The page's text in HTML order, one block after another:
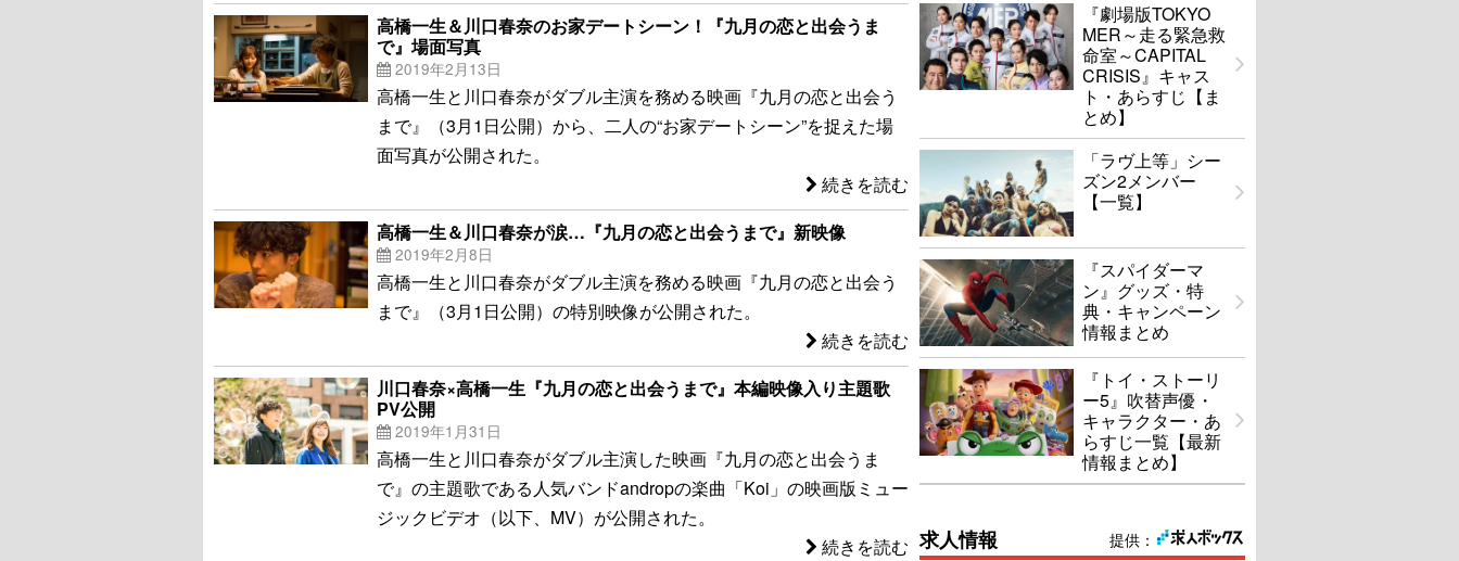
高橋一生＆川口春奈のお家デートシーン！『九月の恋と出会うま
で』場面写真
2019年2月13日
高橋一生と川口春奈がダブル主演を務める映画『九月の恋と出会う
まで』（3月1日公開）から、二人の“お家デートシーン”を捉えた場
面写真が公開された。
続きを読む
高橋一生＆川口春奈が涙…『九月の恋と出会うまで』新映像
2019年2月8日
高橋一生と川口春奈がダブル主演を務める映画『九月の恋と出会う
まで』（3月1日公開）の特別映像が公開された。
続きを読む
川口春奈×高橋一生『九月の恋と出会うまで』本編映像入り主題歌
PV公開
2019年1月31日
高橋一生と川口春奈がダブル主演した映画『九月の恋と出会うま
で』の主題歌である人気バンドandropの楽曲「Koi」の映画版ミュー
ジックビデオ（以下、MV）が公開された。
続きを読む
『劇場版TOKYO
MER～走る緊急救
命室～CAPITAL
CRISIS』キャス
ト・あらすじ【ま
とめ】
「ラヴ上等」シー
ズン2メンバー
【一覧】
『スパイダーマ
ン』グッズ・特
典・キャンペーン
情報まとめ
『トイ・ストーリ
ー5』吹替声優・
キャラクター・あ
らすじ一覧【最新
情報まとめ】
提供：
求人情報